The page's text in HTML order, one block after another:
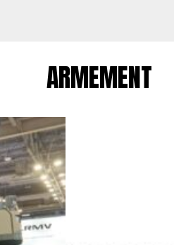
ARMEMENT